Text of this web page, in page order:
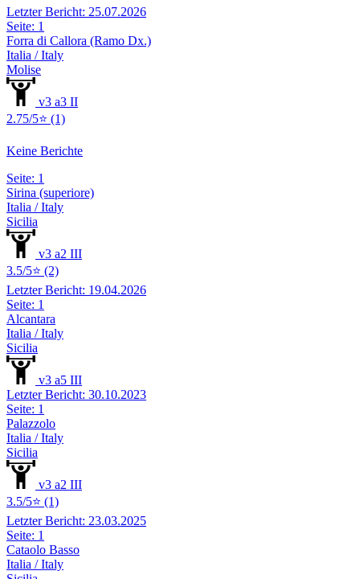
Letzter Bericht: 25.07.2026
Seite: 1
Forra di Callora (Ramo Dx.)
Italia / Italy
Molise
v3 a3 II
2.75/5⭐ (1)
Keine Berichte
Seite: 1
Sirina (superiore)
Italia / Italy
Sicilia
v3 a2 III
3.5/5⭐ (2)
Letzter Bericht: 19.04.2026
Seite: 1
Alcantara
Italia / Italy
Sicilia
v3 a5 III
Letzter Bericht: 30.10.2023
Seite: 1
Palazzolo
Italia / Italy
Sicilia
v3 a2 III
3.5/5⭐ (1)
Letzter Bericht: 23.03.2025
Seite: 1
Cataolo Basso
Italia / Italy